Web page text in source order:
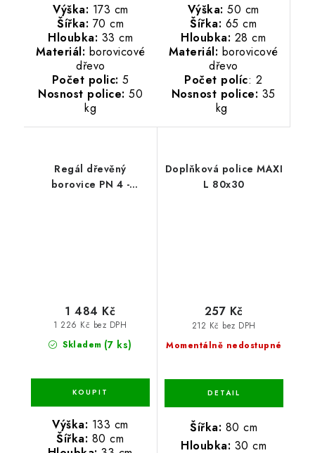
Výška: 173 cm
Šířka: 70 cm
Hloubka: 33 cm
Materiál: borovicové
dřevo
Počet polic: 5
Nosnost police: 50
kg
Výška: 50 cm
Šířka: 65 cm
Hloubka: 28 cm
Materiál: borovicové
dřevo
Počet políc: 2
Nosnost police: 35
kg
Regál dřevěný
borovice PN 4 -
Skladem (7 ks)
1 226 Kč bez DPH
1 484 Kč
Výška: 133 cm
Šířka: 80 cm
Doplňková police MAXI
L 80x30
Momentálně nedostupné
212 Kč bez DPH
257 Kč
Šířka: 80 cm
Hloubka: 30 cm